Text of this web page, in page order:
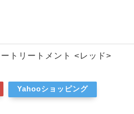
トリートメント <レッド>
Yahooショッピング